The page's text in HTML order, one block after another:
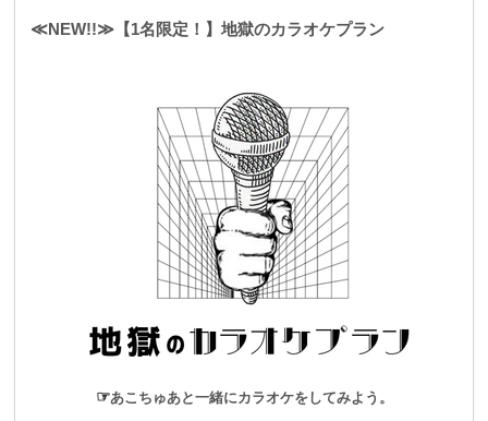
▼30,000円
・オールナイトボードゲームを開催し、そちらにご招待しま
す。（※日中も可）
ボードゲーム代込みで、最大お友達など5名まで参加可能で
・スタンダードシートチケットよりも早く優先入場のできるプ
レミアムシートチケットをご用意いたします。
・ライブのエンディングムービーにスペシャルサンクスとして
お名前をクレジットさせていただきます。
≪NEW!!≫【1名限定！】地獄のカラオケプラン
☞あこちゅあと一緒にカラオケをしてみよう。